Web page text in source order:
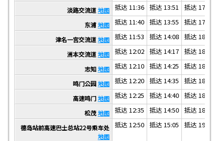
淡路交流道地图 抵达 11:36 抵达 13:51 抵达 17:51
东浦地图 抵达 11:40 抵达 13:55 抵达 17:55
津名一宫交流道地图 抵达 11:53 抵达 14:08 抵达 18:08
洲本交流道地图 抵达 12:02 抵达 14:17 抵达 18:17
志知地图 抵达 12:10 抵达 14:25 抵达 18:25
鸣门公园地图 抵达 12:20 抵达 14:35 抵达 18:35
高速鸣门地图 抵达 12:25 抵达 14:40 抵达 18:40
松茂地图 抵达 12:35 抵达 14:50 抵达 18:50
德岛站前高速巴士总站22号乘车处
地图
抵达 12:50 抵达 15:05 抵达 19:05